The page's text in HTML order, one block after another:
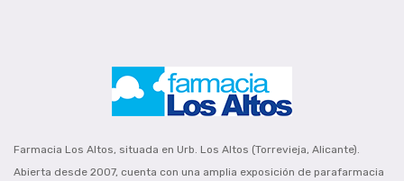
Farmacia Los Altos, situada en Urb. Los Altos (Torrevieja, Alicante).
Abierta desde 2007, cuenta con una amplia exposición de parafarmacia